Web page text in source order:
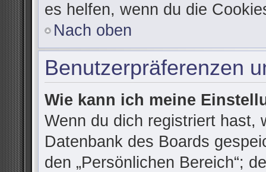
es helfen, wenn du die
Nach oben
Benutzerpräferenzen
Wie kann ich meine
Wenn du dich registriert hast,
Datenbank des Boards
den „Persönlichen Bereich“;